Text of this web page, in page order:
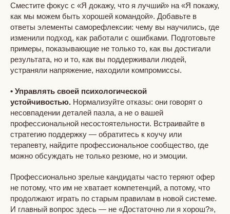
Сместите фокус с «Я докажу, что я лучший» на «Я покажу,
как мы можем быть хорошей командой». Добавьте в
ответы элементы саморефлексии: чему вы научились, где
изменили подход, как работали с ошибками. Подготовьте
примеры, показывающие не только то, как вы достигали
результата, но и то, как вы поддерживали людей,
устраняли напряжение, находили компромиссы.
• Управлять своей психологической
устойчивостью. Нормализуйте отказы: они говорят о
несовпадении деталей пазла, а не о вашей
профессиональной несостоятельности. Встраивайте в
стратегию поддержку — обратитесь к коучу или
терапевту, найдите профессиональное сообщество, где
можно обсуждать не только резюме, но и эмоции.
Профессионально зрелые кандидаты часто теряют офер
не потому, что им не хватает компетенций, а потому, что
продолжают играть по старым правилам в новой системе.
И главный вопрос здесь — не «Достаточно ли я хорош?»,